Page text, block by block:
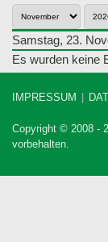
Samstag, 23.
Es wurden keine
IMPRESSUM
Copyright © 2008 -
vorbehalten.